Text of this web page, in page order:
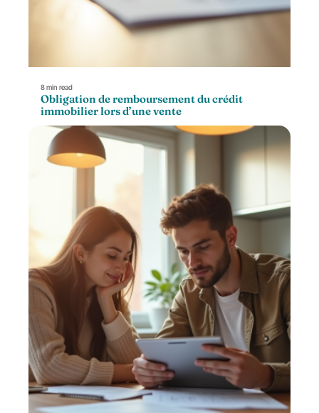
8 min read
Obligation de remboursement du crédit
immobilier lors d’une vente